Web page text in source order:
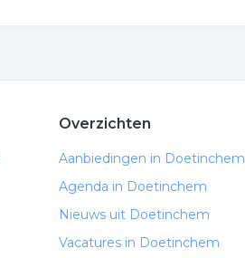
Overzichten
Aanbiedingen in Doetinchem
Agenda in Doetinchem
Nieuws uit Doetinchem
Vacatures in Doetinchem